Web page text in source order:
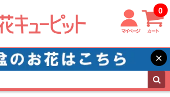
マイページ カート
0
×